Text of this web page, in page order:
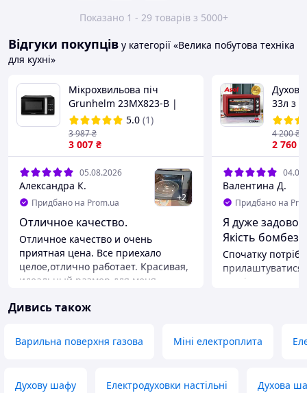
Показано 1 - 29 товарів з 5000+
Відгуки покупців у категорії «Велика побутова техніка
для кухні»
Мікрохвильова піч
Grunhelm 23MX823-B |
800 Вт | 23 л | Електронне
упр. | LED дисплей |
Розморожування
5.0 (1)
3 007 ₴
3 987₴
05.08.2026
Александра К.
Придбано на Prom.ua +2
Отличное качество.
Отличное качество и очень
приятная цена. Все приехало
целое,отлично работает. Красивая,
идеальный размер для меня.
33л з
2 760
4 200₴
Валентина Д.
Придбано на
Я дуже
Якість
Спочатку
по-різному
Переваги
Недоліки
Дивись також
Варильна поверхня газова Міні електроплита
Духову шафу Електродуховки настільні Духова